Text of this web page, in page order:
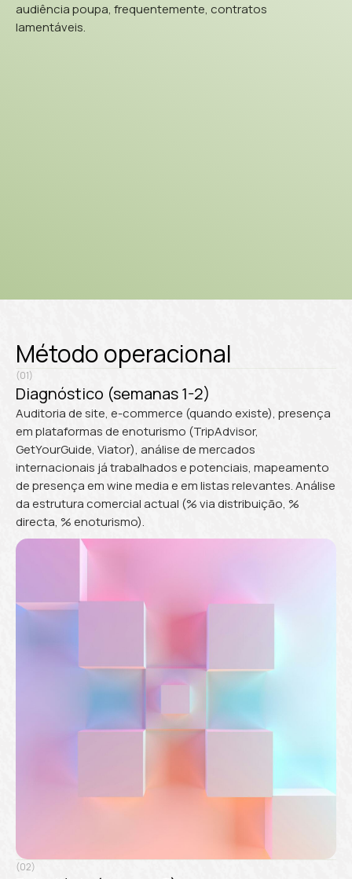
audiência poupa, frequentemente, contratos
lamentáveis.
Método operacional
(01)
Diagnóstico (semanas 1-2)
Auditoria de site, e-commerce (quando existe), presença
em plataformas de enoturismo (TripAdvisor,
GetYourGuide, Viator), análise de mercados
internacionais já trabalhados e potenciais, mapeamento
de presença em wine media e em listas relevantes. Análise
da estrutura comercial actual (% via distribuição, %
directa, % enoturismo).
(02)